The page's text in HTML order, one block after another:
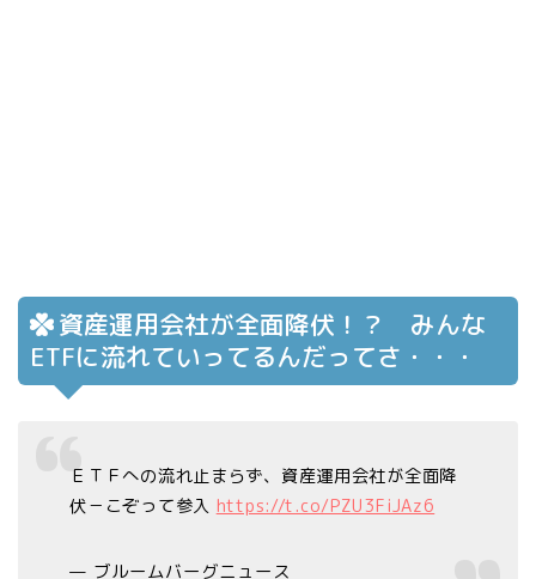
資産運用会社が全面降伏！？ みんな
ETFに流れていってるんだってさ・・・
ＥＴＦへの流れ止まらず、資産運用会社が全面降
伏－こぞって参入 https://t.co/PZU3FiJAz6
— ブルームバーグニュース